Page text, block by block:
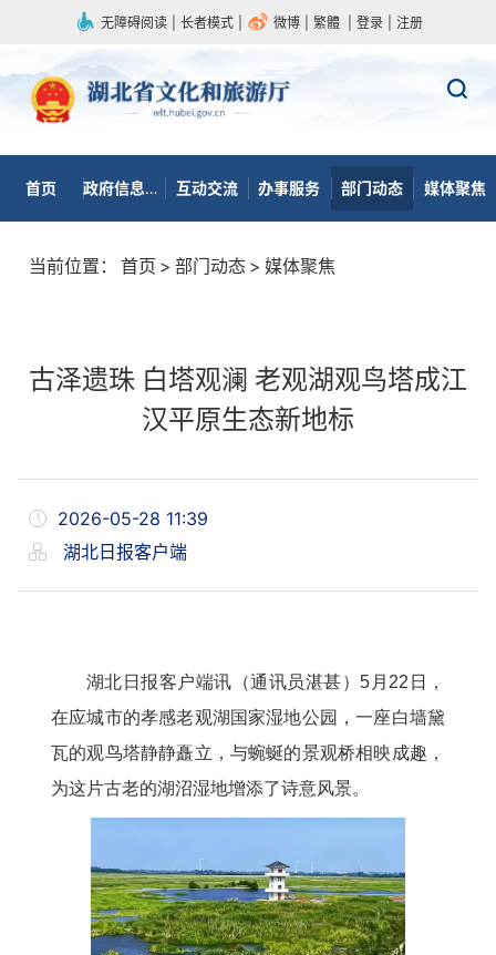
无障碍阅读 长者模式 微博 繁體 登录 注册
首页 政府信息公开 互动交流 办事服务 部门动态 媒体聚焦
当前位置： 首页 > 部门动态 > 媒体聚焦
古泽遗珠 白塔观澜 老观湖观鸟塔成江
汉平原生态新地标
2026-05-28 11:39
湖北日报客户端
湖北日报客户端讯（通讯员湛甚）5月22日，
在应城市的孝感老观湖国家湿地公园，一座白墙黛
瓦的观鸟塔静静矗立，与蜿蜒的景观桥相映成趣，
为这片古老的湖沼湿地增添了诗意风景。